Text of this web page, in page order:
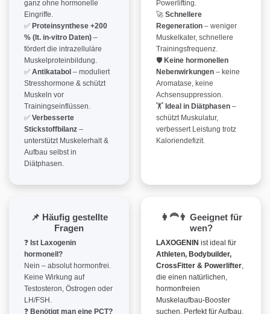
ganz ohne hormonelle
Eingriffe.
✅ Proteinsynthese +200
% (lt. in-vitro Daten) –
fördert die intrazelluläre
Muskelproteinbildung.
✅ Antikatabol – moduliert
Stresshormone & schützt
Muskeln vor
Trainingseinflüssen.
✅ Verbesserte
Stickstoffbilanz –
unterstützt Muskelerhalt &
Aufbau selbst in
Diätphasen.
Powerlifting.
🚀 Schnellere
Regeneration – weniger
Muskelkater, schnellere
Trainingsfrequenz.
🛡 Keine hormonellen
Nebenwirkungen – keine
Aromatase, keine
Achsensuppression.
🏋️ Ideal in Diätphasen –
schützt Muskulatur,
verbessert Leistung trotz
Kaloriendefizit.
📌 Häufig gestellte
Fragen
❓ Ist Laxogenin
hormonell?
Nein – absolut hormonfrei.
Keine Wirkung auf
Testosteron, Östrogen oder
LH/FSH.
❓ Benötigt man eine PCT?
👩‍🦰👨 Geeignet für
wen?
LAXOGENIN ist ideal für
Athleten, Bodybuilder,
CrossFitter & Powerlifter,
die einen natürlichen,
hormonfreien
Muskelaufbau-Booster
suchen. Perfekt für Aufbau,